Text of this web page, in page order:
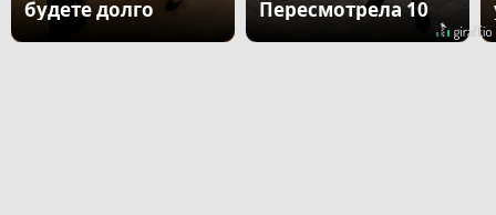
будете долго
Пересмотрела 10